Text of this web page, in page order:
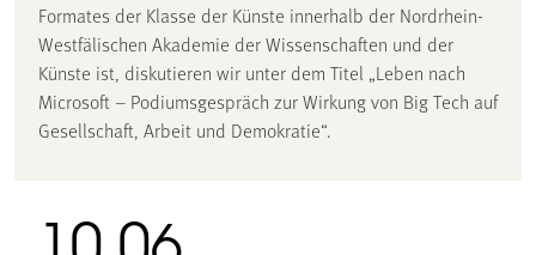
Formates der Klasse der Künste innerhalb der Nordrhein-
Westfälischen Akademie der Wissenschaften und der
Künste ist, diskutieren wir unter dem Titel „Leben nach
Microsoft – Podiumsgespräch zur Wirkung von Big Tech auf
Gesellschaft, Arbeit und Demokratie“.